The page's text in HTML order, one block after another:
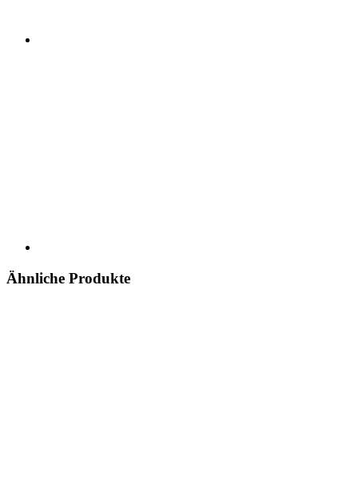
Ähnliche Produkte